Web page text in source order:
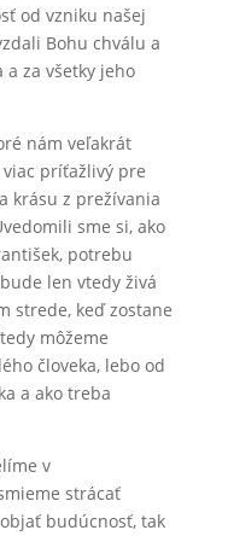
od vzniku našej
Bohu chválu a
a za všetky jeho
nám veľakrát
príťažlivý pre
krásu z prežívania
sme si, ako
potrebu
len vtedy živá
strede, keď zostane
môžeme
človeka, lebo od
a ako treba
v
strácať
budúcnosť, tak